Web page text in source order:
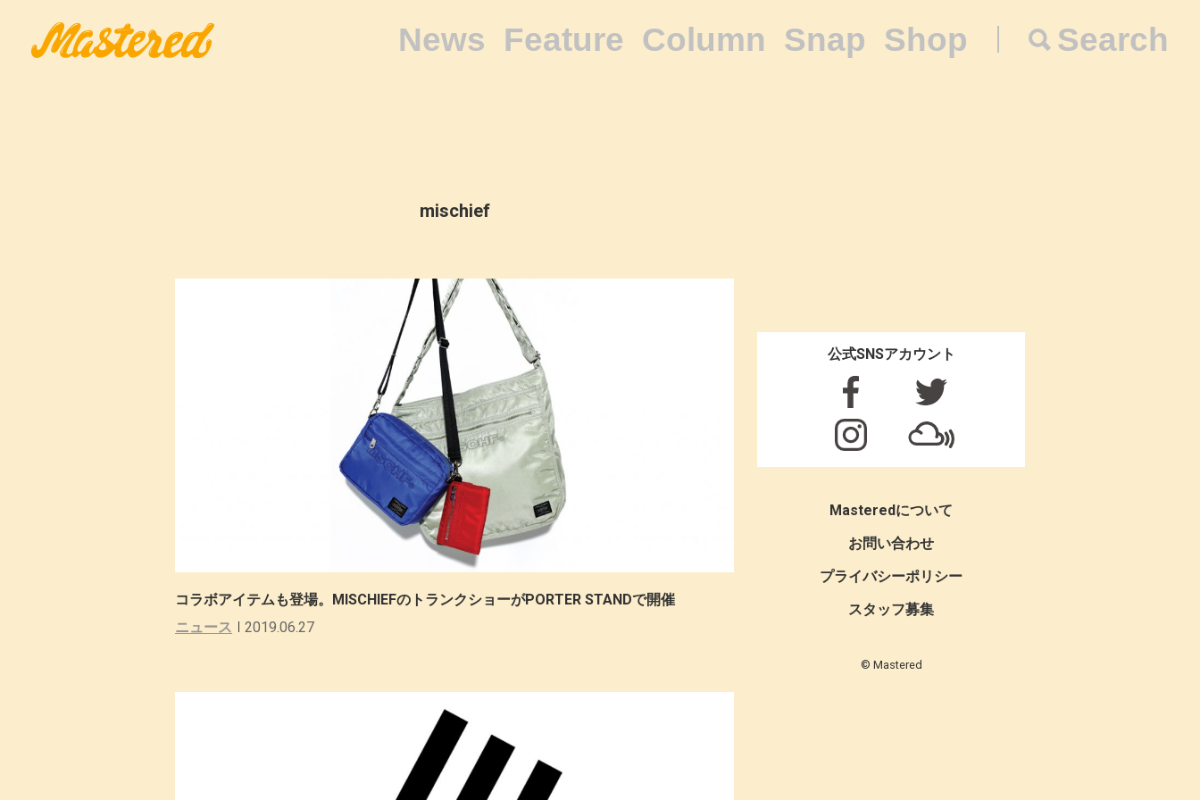
News Feature Column Snap Shop Search
mischief
コラボアイテムも登場。MISCHIEFのトランクショーがPORTER STANDで開催
ニュース
2019.06.27
公式SNSアカウント
Masteredについて
お問い合わせ
プライバシーポリシー
スタッフ募集
© Mastered